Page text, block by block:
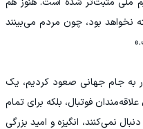
نخواهد بود، چون مردم می‌بینند
به جام جهانی صعود کردیم، یک
فوتبال، بلکه برای تمام
نمی‌کنند، انگیزه و امید بزرگی